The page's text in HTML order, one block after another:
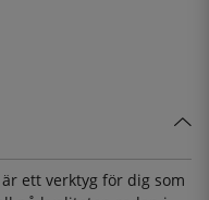
ett verktyg för dig som